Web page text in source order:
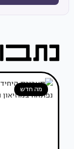
מה חדש